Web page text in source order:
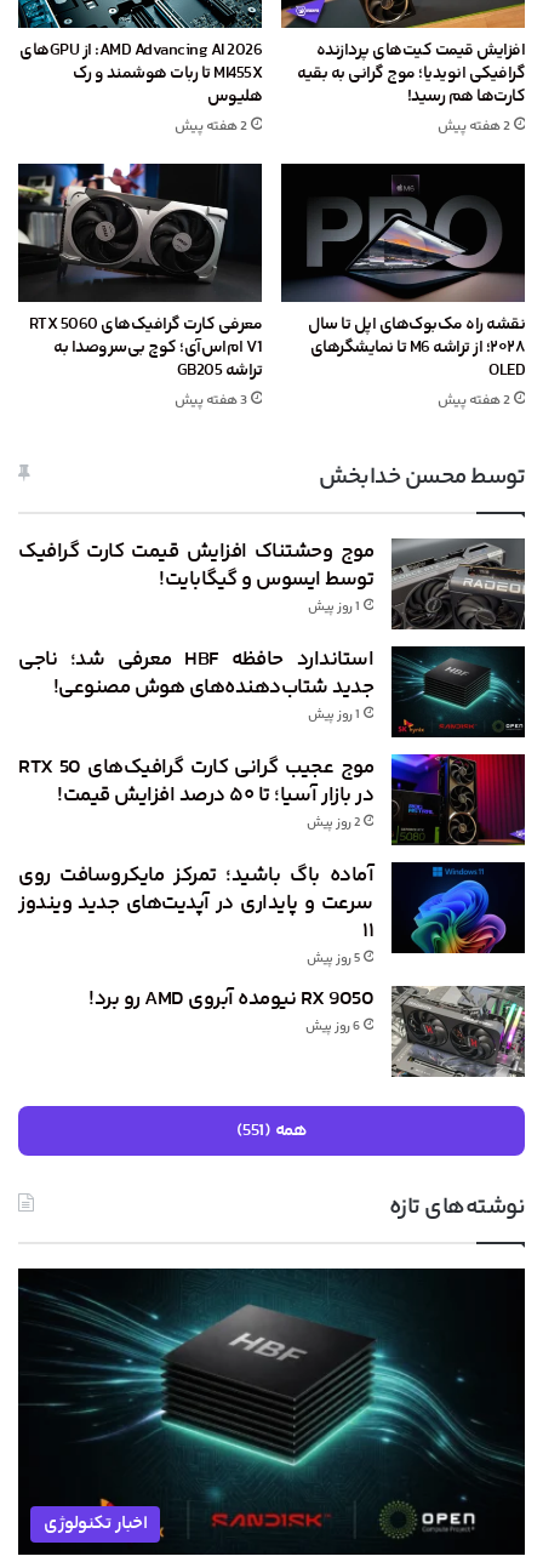
افزایش قیمت کیت‌های پردازنده
گرافیکی انویدیا؛ موج گرانی به بقیه
کارت‌ها هم رسید!
2 هفته پیش
AMD Advancing AI 2026: از GPU‌های
MI455X تا ربات هوشمند و رک
هلیوس
2 هفته پیش
نقشه راه مک‌بوک‌های اپل تا سال
۲۰۲۸؛ از تراشه M6 تا نمایشگرهای
OLED
2 هفته پیش
معرفی کارت گرافیک‌های RTX 5060
V1 ام‌اس‌آی؛ کوچ بی‌سروصدا به
تراشه GB205
3 هفته پیش
توسط محسن خدابخش
موج وحشتناک افزایش قیمت کارت گرافیک
توسط ایسوس و گیگابایت!
1 روز پیش
استاندارد حافظه HBF معرفی شد؛ ناجی
جدید شتاب‌دهنده‌های هوش مصنوعی!
1 روز پیش
موج عجیب گرانی کارت گرافیک‌های RTX 50
در بازار آسیا؛ تا ۵۰ درصد افزایش قیمت!
2 روز پیش
آماده باگ باشید؛ تمرکز مایکروسافت روی
سرعت و پایداری در آپدیت‌های جدید ویندوز
۱۱
5 روز پیش
RX 9050 نیومده آبروی AMD رو برد!
6 روز پیش
همه (551)
نوشته‌های تازه
اخبار تکنولوژی